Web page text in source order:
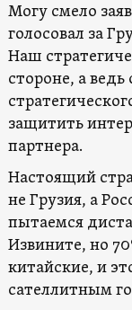
Могу смело
голосовал за
Наш
стороне, а
защитить
партнера.
Настоящий
не Грузия, а
пытаемся
Извините, но
китайские, и
сателлитным